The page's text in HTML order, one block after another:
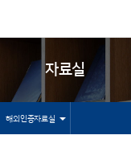
자료실
해외인증자료실